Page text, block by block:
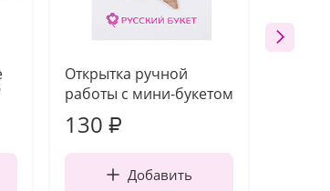
Открытка ручной
работы с мини-букетом
130 ₽
Добавить